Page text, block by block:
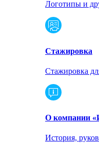
Логотипы и
Стажировка
Стажировка
О компании
История,